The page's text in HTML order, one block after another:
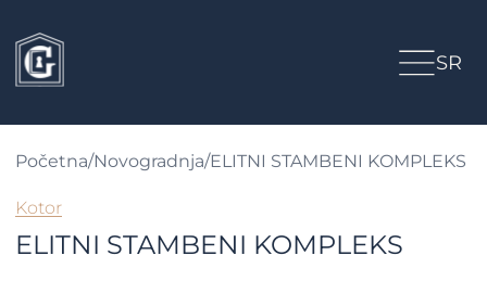
SR
Početna/Novogradnja/ELITNI STAMBENI KOMPLEKS
Kotor
ELITNI STAMBENI KOMPLEKS